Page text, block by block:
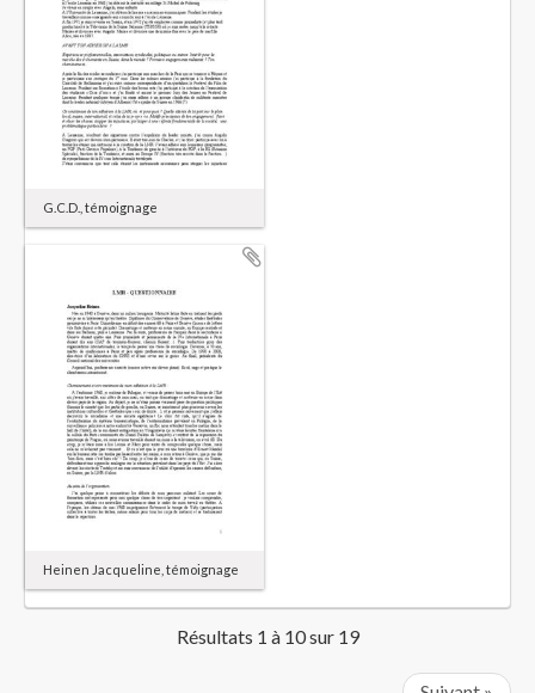
G.C.D., témoignage
Heinen Jacqueline, témoignage
Résultats 1 à 10 sur 19